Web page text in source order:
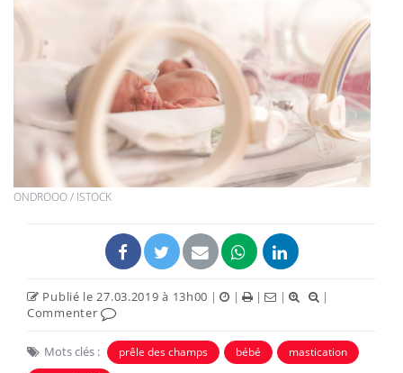
ONDROOO / ISTOCK
Publié le 27.03.2019 à 13h00 | | | |
|
Commenter
Mots clés : prêle des champs bébé
mastication